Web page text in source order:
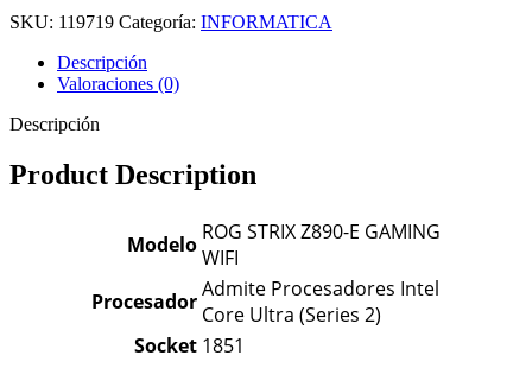
SKU: 119719 Categoría: INFORMATICA
Descripción
Valoraciones (0)
Descripción
Product Description
Modelo ROG STRIX Z890-E GAMING
WIFI
ProcesadorAdmite Procesadores Intel
Core Ultra (Series 2)
Socket 1851